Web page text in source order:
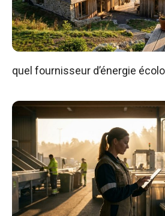
quel fournisseur d’énergie